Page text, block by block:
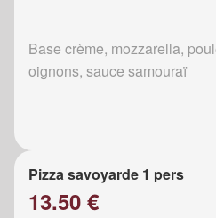
Base crème, mozzarella,
oignons, sauce samouraï
Pizza savoyarde 1 pers
13.50 €